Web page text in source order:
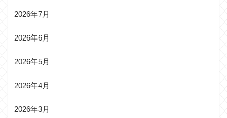
2026年7月
2026年6月
2026年5月
2026年4月
2026年3月